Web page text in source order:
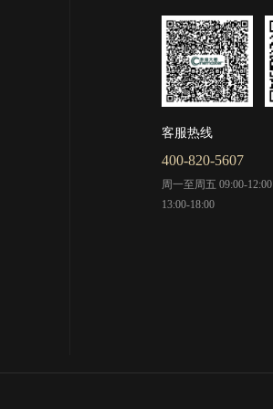
客服热线
400-820-5607
周一至周五 09:00-12:00
13:00-18:00